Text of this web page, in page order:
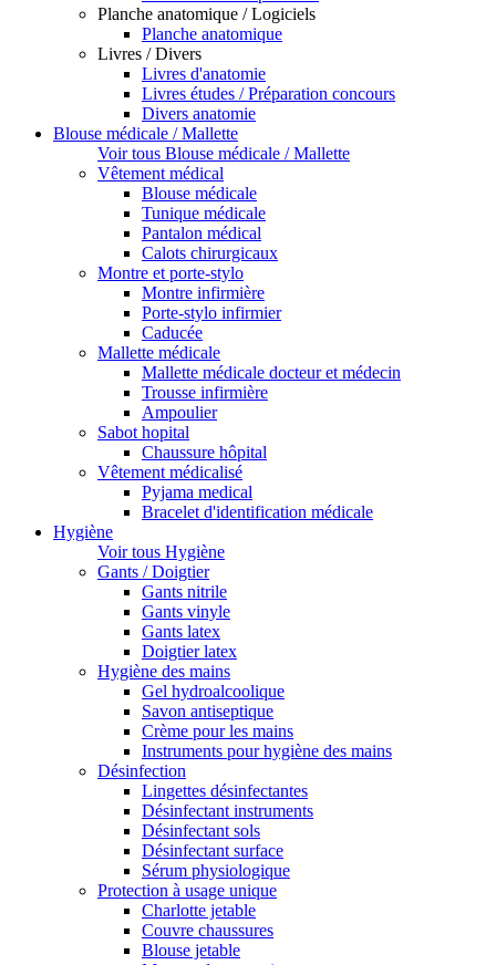
Planche anatomique / Logiciels
Planche anatomique
Livres / Divers
Livres d'anatomie
Livres études / Préparation concours
Divers anatomie
Blouse médicale / Mallette
Voir tous Blouse médicale / Mallette
Vêtement médical
Blouse médicale
Tunique médicale
Pantalon médical
Calots chirurgicaux
Montre et porte-stylo
Montre infirmière
Porte-stylo infirmier
Caducée
Mallette médicale
Mallette médicale docteur et médecin
Trousse infirmière
Ampoulier
Sabot hopital
Chaussure hôpital
Vêtement médicalisé
Pyjama medical
Bracelet d'identification médicale
Hygiène
Voir tous Hygiène
Gants / Doigtier
Gants nitrile
Gants vinyle
Gants latex
Doigtier latex
Hygiène des mains
Gel hydroalcoolique
Savon antiseptique
Crème pour les mains
Instruments pour hygiène des mains
Désinfection
Lingettes désinfectantes
Désinfectant instruments
Désinfectant sols
Désinfectant surface
Sérum physiologique
Protection à usage unique
Charlotte jetable
Couvre chaussures
Blouse jetable